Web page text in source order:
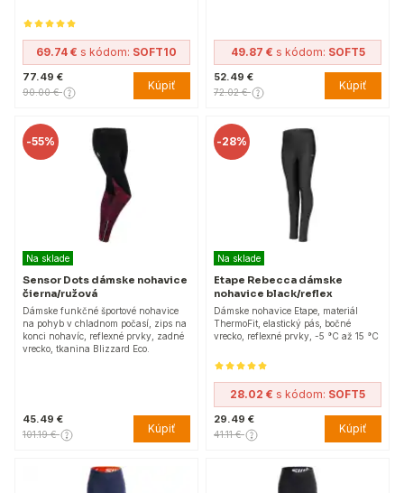
69.74 € s kódom: SOFT10
77.49 €
90.00 € Kúpiť
49.87 € s kódom: SOFT5
52.49 €
72.02 € Kúpiť
-55%
Na sklade
Sensor Dots dámske nohavice
čierna/ružová
Dámske funkčné športové nohavice
na pohyb v chladnom počasí, zips na
konci nohavíc, reflexné prvky, zadné
vrecko, tkanina Blizzard Eco.
45.49 €
101.19 € Kúpiť
-28%
Na sklade
Etape Rebecca dámske
nohavice black/reflex
Dámske nohavice Etape, materiál
ThermoFit, elastický pás, bočné
vrecko, reflexné prvky, -5 °C až 15 °C
28.02 € s kódom: SOFT5
29.49 €
41.11 € Kúpiť